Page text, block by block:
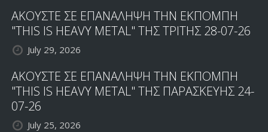
ΑΚΟΥΣΤΕ ΣΕ ΕΠΑΝΑΛΗΨΗ ΤΗΝ ΕΚΠΟΜΠΗ
"THIS IS HEAVY METAL" ΤΗΣ ΤΡΙΤΗΣ 28-07-26
July 29, 2026
ΑΚΟΥΣΤΕ ΣΕ ΕΠΑΝΑΛΗΨΗ ΤΗΝ ΕΚΠΟΜΠΗ
"THIS IS HEAVY METAL" ΤΗΣ ΠΑΡΑΣΚΕΥΗΣ 24-
07-26
July 25, 2026